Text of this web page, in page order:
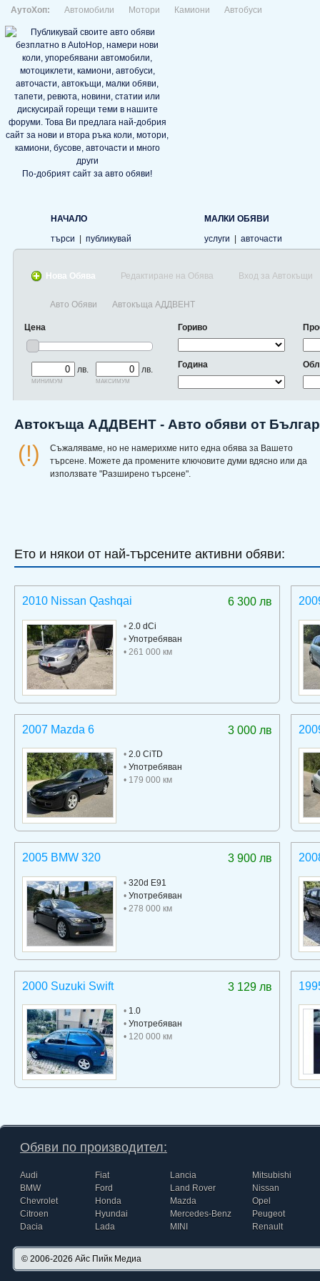
АутоХоп: Автомобили Мотори Камиони Автобуси
По-добрият сайт за авто обяви!
НАЧАЛО
търси
публикувай
МАЛКИ ОБЯВИ
услуги
авточасти
Нова Обява Редактиране на Обява Вход за Автокъщи
Авто Обяви Автокъща АДДВЕНТ
Цена
лв.
минимум
лв.
максимум
Гориво
Година
Автокъща АДДВЕНТ - Авто обяви от
(!)
Съжаляваме, но не намерихме нито една обява за Вашето
търсене. Можете да промените ключовите думи вдясно или да
използвате "Разширено търсене".
Ето и някои от най-търсените активни обяви:
6 300 лв
2010 Nissan Qashqai
• 2.0 dCi
• Употребяван
• 261 000 км
3 000 лв
2007 Mazda 6
• 2.0 CiTD
• Употребяван
• 179 000 км
3 900 лв
2005 BMW 320
• 320d E91
• Употребяван
• 278 000 км
3 129 лв
2000 Suzuki Swift
• 1.0
• Употребяван
• 120 000 км
Обяви по производител:
Audi
BMW
Chevrolet
Citroen
Dacia
Fiat
Ford
Honda
Hyundai
Lada
Lancia
Land Rover
Mazda
Mercedes-Benz
MINI
Mitsubishi
Nissan
Opel
Peugeot
Renault
© 2006-2026 Айс Пийк Медиа